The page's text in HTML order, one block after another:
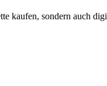
kaufen, sondern auch